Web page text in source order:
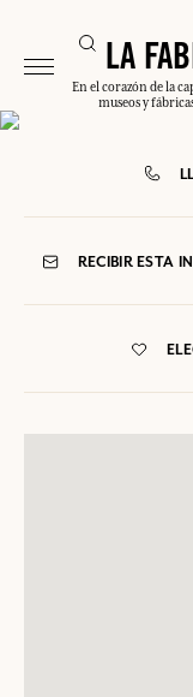
LA
En el corazón de la
museos y
RECIBIR ESTA